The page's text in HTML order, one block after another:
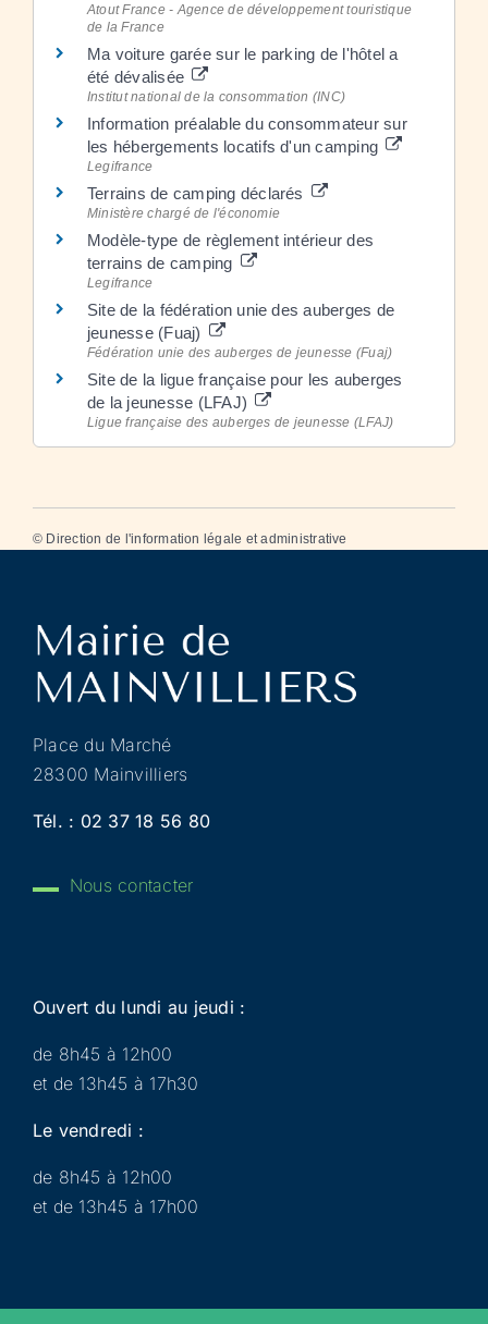
Atout France - Agence de développement touristique
de la France
Ma voiture garée sur le parking de l'hôtel a
été dévalisée
Institut national de la consommation (INC)
Information préalable du consommateur sur
les hébergements locatifs d'un camping
Legifrance
Terrains de camping déclarés
Ministère chargé de l'économie
Modèle-type de règlement intérieur des
terrains de camping
Legifrance
Site de la fédération unie des auberges de
jeunesse (Fuaj)
Fédération unie des auberges de jeunesse (Fuaj)
Site de la ligue française pour les auberges
de la jeunesse (LFAJ)
Ligue française des auberges de jeunesse (LFAJ)
© Direction de l'information légale et administrative
Place du Marché
28300 Mainvilliers
Tél. : 02 37 18 56 80
Nous contacter
Ouvert du lundi au jeudi :
de 8h45 à 12h00
et de 13h45 à 17h30
Le vendredi :
de 8h45 à 12h00
et de 13h45 à 17h00